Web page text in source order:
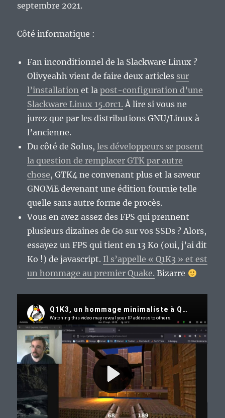
septembre 2021.
Côté informatique :
Fan inconditionnel de la Slackware Linux ?
Olivyeahh vient de faire deux articles sur
l’installation et lapost-configuration d’une
Slackware Linux 15.0rc1. À lire si vous ne
jurez que par les distributions GNU/Linux à
l’ancienne.
Du côté de Solus,les développeurs se posent
la question de remplacer GTK par autre
chose, GTK4 ne convenant plus et la saveur
GNOME devenant une édition fournie telle
quelle sans autre forme de procès.
Vous en avez assez des FPS qui prennent
plusieurs dizaines de Go sur vos SSDs ? Alors,
essayez un FPS qui tient en 13 Ko (oui, j’ai dit
Ko !) de javascript. Il s’appelle « Q1K3 » et est
un hommage au premier Quake. Bizarre